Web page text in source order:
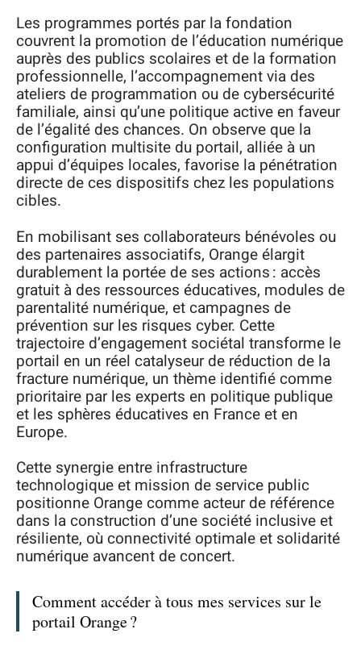
Les programmes portés par la fondation
couvrent la promotion de l’éducation numérique
auprès des publics scolaires et de la formation
professionnelle, l’accompagnement via des
ateliers de programmation ou de cybersécurité
familiale, ainsi qu’une politique active en faveur
de l’égalité des chances. On observe que la
configuration multisite du portail, alliée à un
appui d’équipes locales, favorise la pénétration
directe de ces dispositifs chez les populations
cibles.
En mobilisant ses collaborateurs bénévoles ou
des partenaires associatifs, Orange élargit
durablement la portée de ses actions : accès
gratuit à des ressources éducatives, modules de
parentalité numérique, et campagnes de
prévention sur les risques cyber. Cette
trajectoire d’engagement sociétal transforme le
portail en un réel catalyseur de réduction de la
fracture numérique, un thème identifié comme
prioritaire par les experts en politique publique
et les sphères éducatives en France et en
Europe.
Cette synergie entre infrastructure
technologique et mission de service public
positionne Orange comme acteur de référence
dans la construction d’une société inclusive et
résiliente, où connectivité optimale et solidarité
numérique avancent de concert.
Comment accéder à tous mes services sur le
portail Orange ?